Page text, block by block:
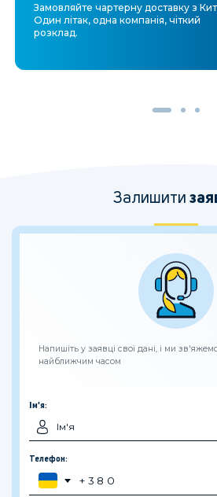
Замовляйте чартерну доставку з
Один літак, одна компанія, чіткий
розклад.
Залишити
Напишіть у заявці свої дані, і ми
найближчим часом
Ім'я:
Телефон: